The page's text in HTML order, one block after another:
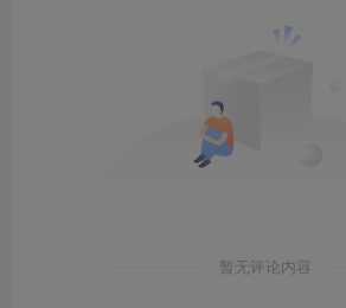
暂无评论内容